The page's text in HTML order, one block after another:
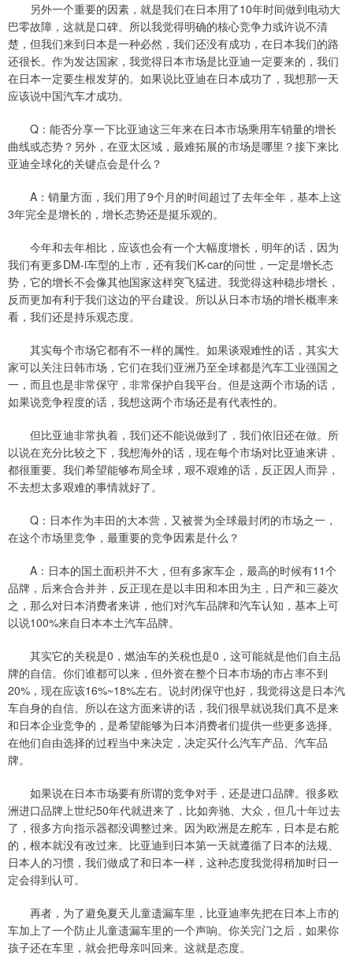
另外一个重要的因素，就是我们在日本用了10年时间做到电动大
巴零故障，这就是口碑。所以我觉得明确的核心竞争力或许说不清
楚，但我们来到日本是一种必然，我们还没有成功，在日本我们的路
还很长。作为发达国家，我觉得日本市场是比亚迪一定要来的，我们
在日本一定要生根发芽的。如果说比亚迪在日本成功了，我想那一天
应该说中国汽车才成功。
Q：能否分享一下比亚迪这三年来在日本市场乘用车销量的增长
曲线或态势？另外，在亚太区域，最难拓展的市场是哪里？接下来比
亚迪全球化的关键点会是什么？
A：销量方面，我们用了9个月的时间超过了去年全年，基本上这
3年完全是增长的，增长态势还是挺乐观的。
今年和去年相比，应该也会有一个大幅度增长，明年的话，因为
我们有更多DM-i车型的上市，还有我们K-car的问世，一定是增长态
势，它的增长不会像其他国家这样突飞猛进。我觉得这种稳步增长，
反而更加有利于我们这边的平台建设。所以从日本市场的增长概率来
看，我们还是持乐观态度。
其实每个市场它都有不一样的属性。如果谈艰难性的话，其实大
家可以关注日韩市场，它们在我们亚洲乃至全球都是汽车工业强国之
一，而且也是非常保守，非常保护自我平台。但是这两个市场的话，
如果说竞争程度的话，我想这两个市场还是有代表性的。
但比亚迪非常执着，我们还不能说做到了，我们依旧还在做。所
以说在充分比较之下，我想海外的话，现在每个市场对比亚迪来讲，
都很重要。我们希望能够布局全球，艰不艰难的话，反正因人而异，
不去想太多艰难的事情就好了。
Q：日本作为丰田的大本营，又被誉为全球最封闭的市场之一，
在这个市场里竞争，最重要的竞争因素是什么？
A：日本的国土面积并不大，但有多家车企，最高的时候有11个
品牌，后来合合并并，反正现在是以丰田和本田为主，日产和三菱次
之，那么对日本消费者来讲，他们对汽车品牌和汽车认知，基本上可
以说100%来自日本本土汽车品牌。
其实它的关税是0，燃油车的关税也是0，这可能就是他们自主品
牌的自信。你们谁都可以来，但外资在整个日本市场的市占率不到
20%，现在应该16%~18%左右。说封闭保守也好，我觉得这是日本汽
车自身的自信。所以在这方面来讲的话，我们很早就说我们真不是来
和日本企业竞争的，是希望能够为日本消费者们提供一些更多选择。
在他们自由选择的过程当中来决定，决定买什么汽车产品、汽车品
牌。
如果说在日本市场要有所谓的竞争对手，还是进口品牌。很多欧
洲进口品牌上世纪50年代就进来了，比如奔驰、大众，但几十年过去
了，很多方向指示器都没调整过来。因为欧洲是左舵车，日本是右舵
的，根本就没有改过来。比亚迪到日本第一天就遵循了日本的法规、
日本人的习惯，我们做成了和日本一样，这种态度我觉得稍加时日一
定会得到认可。
再者，为了避免夏天儿童遗漏车里，比亚迪率先把在日本上市的
车加上了一个防止儿童遗漏车里的一个声响。你关完门之后，如果你
孩子还在车里，就会把母亲叫回来。这就是态度。